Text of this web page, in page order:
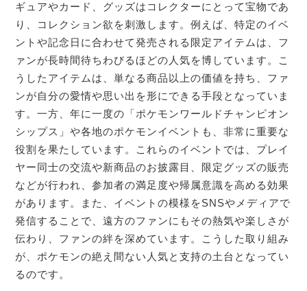
ギュアやカード、グッズはコレクターにとって宝物であ
り、コレクション欲を刺激します。例えば、特定のイベ
ントや記念日に合わせて発売される限定アイテムは、フ
ァンが長時間待ちわびるほどの人気を博しています。こ
うしたアイテムは、単なる商品以上の価値を持ち、ファ
ンが自分の愛情や思い出を形にできる手段となっていま
す。一方、年に一度の「ポケモンワールドチャンピオン
シップス」や各地のポケモンイベントも、非常に重要な
役割を果たしています。これらのイベントでは、プレイ
ヤー同士の交流や新商品のお披露目、限定グッズの販売
などが行われ、参加者の満足度や帰属意識を高める効果
があります。また、イベントの模様をSNSやメディアで
発信することで、遠方のファンにもその熱気や楽しさが
伝わり、ファンの絆を深めています。こうした取り組み
が、ポケモンの絶え間ない人気と支持の土台となってい
るのです。